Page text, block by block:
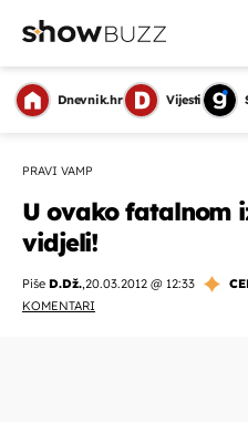
Dnevnik.hr Vijesti
PRAVI VAMP
U ovako fatalnom
vidjeli!
Piše D.Dž.,20.03.2012 @ 12:33
KOMENTARI